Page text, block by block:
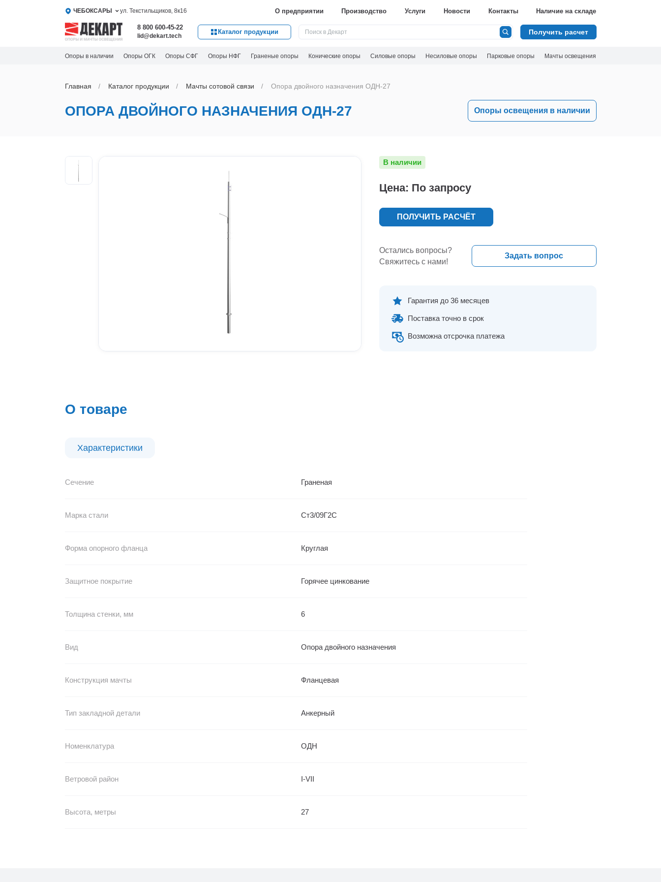
ЧЕБОКСАРЫ ул. Текстильщиков, 8к16 О предприятии Производство Услуги Новости Контакты Наличие на складе
8 800 600-45-22
lid@dekart.tech
Каталог продукции Получить расчет
Опоры в наличии Опоры ОГК Опоры СФГ Опоры НФГ Граненые опоры Конические опоры Силовые опоры Несиловые опоры Парковые опоры Мачты освещения
Главная Каталог продукции Мачты сотовой связи Опора двойного назначения ОДН-27
ОПОРА ДВОЙНОГО НАЗНАЧЕНИЯ ОДН-27 Опоры освещения в наличии
В наличии
Цена: По запросу
ПОЛУЧИТЬ РАСЧЁТ
Остались вопросы?
Свяжитесь с нами!
Задать вопрос
Гарантия до 36 месяцев
Поставка точно в срок
Возможна отсрочка платежа
О товаре
Характеристики
Сечение Граненая
Марка стали Ст3/09Г2С
Форма опорного фланца Круглая
Защитное покрытие Горячее цинкование
Толщина стенки, мм 6
Вид Опора двойного назначения
Конструкция мачты Фланцевая
Тип закладной детали Анкерный
Номенклатура ОДН
Ветровой район I-VII
Высота, метры 27